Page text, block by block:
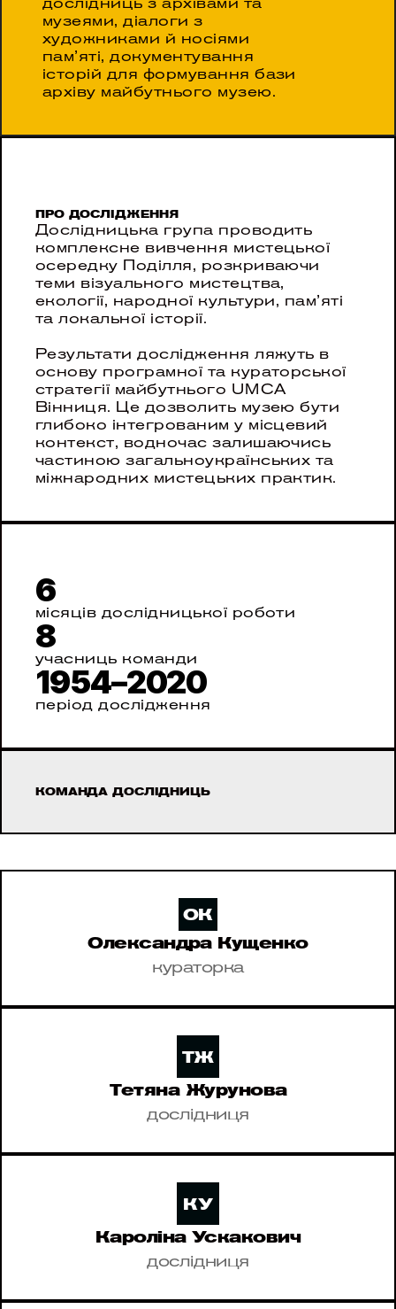
музеями, діалоги з
художниками й носіями
пам’яті, документування
історій для формування бази
архіву майбутнього музею.
ПРО ДОСЛІДЖЕННЯ
Дослідницька група проводить
комплексне вивчення мистецької
осередку Поділля, розкриваючи
теми візуального мистецтва,
екології, народної культури, пам’яті
та локальної історії.
Результати дослідження ляжуть в
основу програмної та кураторської
стратегії майбутнього UMCA
Вінниця. Це дозволить музею бути
глибоко інтегрованим у місцевий
контекст, водночас залишаючись
частиною загальноукраїнських та
міжнародних мистецьких практик.
6
місяців дослідницької роботи
8
учасниць команди
1954–2020
період дослідження
КОМАНДА ДОСЛІДНИЦЬ
ОК
Олександра Кущенко
кураторка
ТЖ
Тетяна Журунова
дослідниця
КУ
Кароліна Ускакович
дослідниця